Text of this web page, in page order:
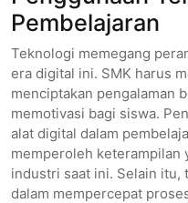
Pembelajaran
Teknologi memegang
era digital ini. SMK harus
menciptakan pengalaman
memotivasi bagi siswa.
alat digital dalam
memperoleh keterampilan
industri saat ini. Selain itu,
dalam mempercepat